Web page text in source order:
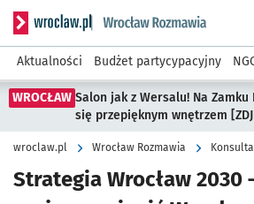
Serwis informacyjny wroclaw.pl
Aktualności Budżet partycypacyjny
WROCŁAW Salon jak z Wersalu! Na
się przepięknym wnętrzem
wroclaw.pl Wrocław Rozmawia
Strategia Wrocław 2030